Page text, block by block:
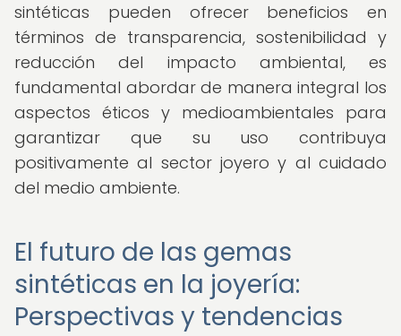
sintéticas pueden ofrecer beneficios en
términos de transparencia, sostenibilidad y
reducción del impacto ambiental, es
fundamental abordar de manera integral los
aspectos éticos y medioambientales para
garantizar que su uso contribuya
positivamente al sector joyero y al cuidado
del medio ambiente.
El futuro de las gemas
sintéticas en la joyería:
Perspectivas y tendencias